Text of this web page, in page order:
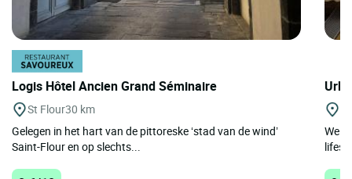
Logis Hôtel Ancien Grand Séminaire
St Flour30 km
Gelegen in het hart van de pittoreske ‘stad van de wind’
Saint-Flour en op slechts...